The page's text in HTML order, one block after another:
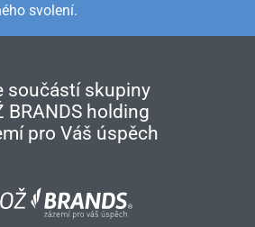
svolení.
součástí skupiny
BRANDS holding
pro Váš úspěch